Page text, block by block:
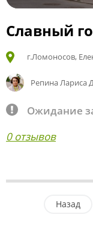
Славный
г.Ломоносов,
Репина Лариса
Ожидание
0 отзывов
Назад